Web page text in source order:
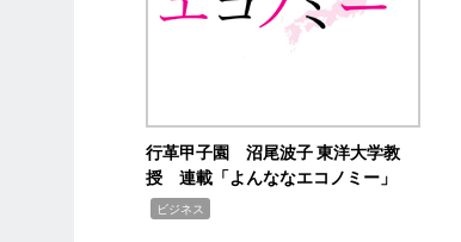
行革甲子園 沼尾波子 東洋大学教
授 連載「よんななエコノミー」
ビジネス